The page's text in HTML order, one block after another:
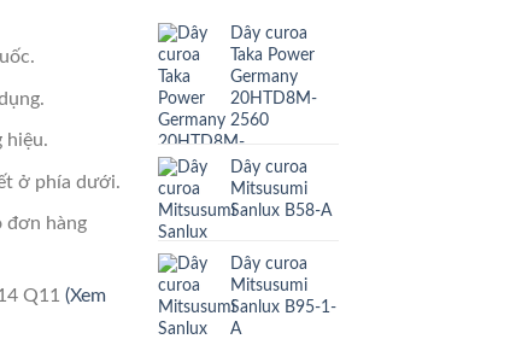
hiệu.
ở phía dưới.
đơn hàng
Q11 (Xem
Dây curoa
Taka Power
Germany
20HTD8M-
2560
Dây curoa
Mitsusumi
Sanlux B58-A
Dây curoa
Mitsusumi
Sanlux B95-1-
A